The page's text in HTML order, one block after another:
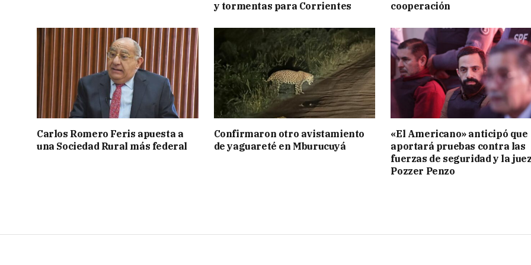
y tormentas para Corrientes cooperación
Carlos Romero Feris apuesta a
una Sociedad Rural más federal
Confirmaron otro avistamiento
de yaguareté en Mburucuyá
«El Americano» anticipó que
aportará pruebas contra las
fuerzas de seguridad y la
Pozzer Penzo